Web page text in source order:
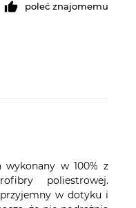
poleć znajomemu
w 100% z
poliestrowej.
przyjemny w dotyku i